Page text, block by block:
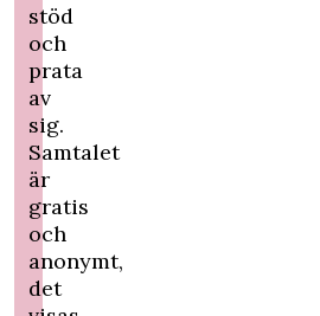
stöd
och
prata
av
sig.
Samtalet
är
gratis
och
anonymt,
det